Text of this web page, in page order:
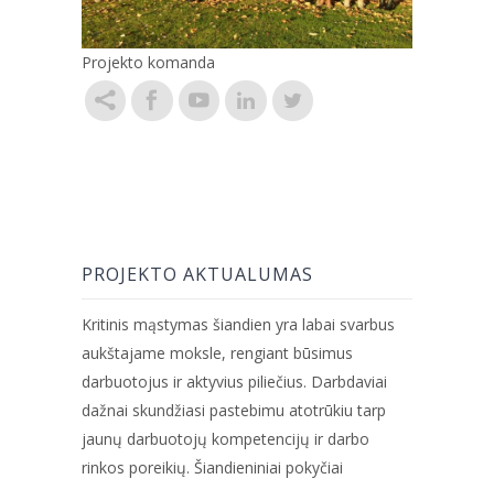
Projekto komanda
PROJEKTO AKTUALUMAS
Kritinis mąstymas šiandien yra labai svarbus
aukštajame moksle, rengiant būsimus
darbuotojus ir aktyvius piliečius. Darbdaviai
dažnai skundžiasi pastebimu atotrūkiu tarp
jaunų darbuotojų kompetencijų ir darbo
rinkos poreikių. Šiandieniniai pokyčiai